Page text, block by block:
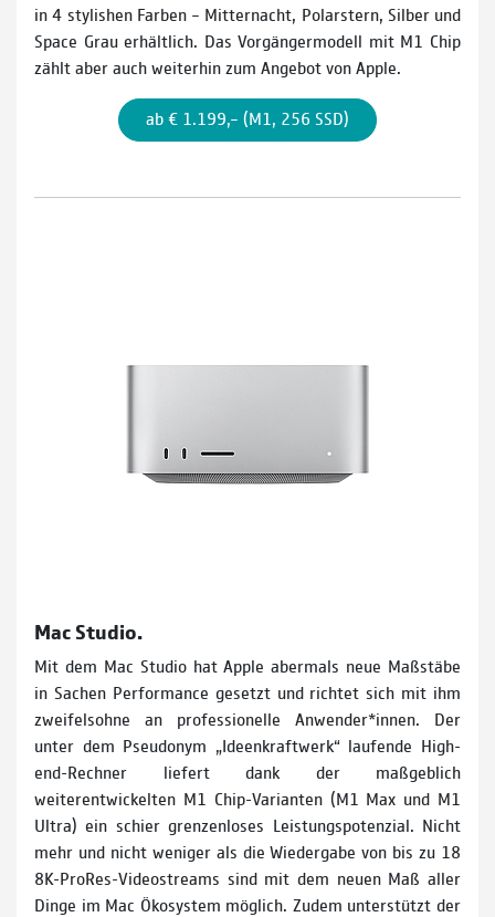
in 4 stylishen Farben – Mitternacht, Polarstern, Silber und
Space Grau erhältlich. Das Vor­gängermodell mit M1 Chip
zählt aber auch weiterhin zum Ange­bot von Apple.
ab € 1.199,– (M1, 256 SSD)
Mac Studio.
Mit dem Mac Studio hat Apple abermals neue Maßstäbe
in Sa­chen Performance gesetzt und richtet sich mit ihm
zweifelsohne an professionelle Anwender*innen. Der
unter dem Pseudonym „Ideenkraftwerk“ laufende High-
end-Rechner liefert dank der maß­geblich
weiterentwickelten M1 Chip­-Varianten (M1 Max und M1
Ultra) ein schier grenzenloses Leistungspotenzial. Nicht
mehr und nicht we­niger als die Wiedergabe von bis zu 18
8K-­ProRes­-Videostreams sind mit dem neuen Maß aller
Dinge im Mac Ökosystem möglich. Zudem unterstützt der